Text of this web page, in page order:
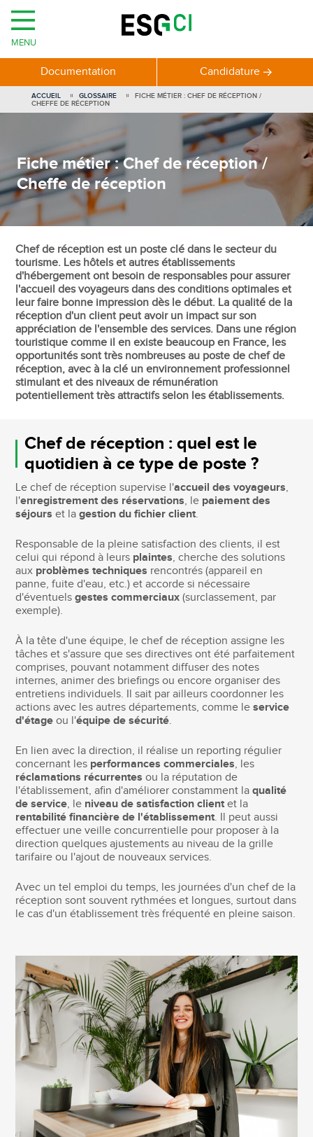
Fiche métier : Chef de réception /
Cheffe de réception
ACCUEIL GLOSSAIRE
FICHE MÉTIER : CHEF DE RÉCEPTION /
CHEFFE DE RÉCEPTION
Chef de réception est un poste clé dans le secteur du
tourisme. Les hôtels et autres établissements
d'hébergement ont besoin de responsables pour assurer
l'accueil des voyageurs dans des conditions optimales et
leur faire bonne impression dès le début. La qualité de la
réception d'un client peut avoir un impact sur son
appréciation de l'ensemble des services. Dans une région
touristique comme il en existe beaucoup en France, les
opportunités sont très nombreuses au poste de chef de
réception, avec à la clé un environnement professionnel
stimulant et des niveaux de rémunération
potentiellement très attractifs selon les établissements.
Chef de réception : quel est le
quotidien à ce type de poste ?
Le chef de réception supervise l'accueil des voyageurs,
l'enregistrement des réservations, le paiement des
séjours et lagestion du fichier client.
Responsable de la pleine satisfaction des clients, il est
celui qui répond à leurs plaintes, cherche des solutions
aux problèmes techniques rencontrés (appareil en
panne, fuite d'eau, etc.) et accorde si nécessaire
d'éventuelsgestes commerciaux (surclassement, par
exemple).
À la tête d'une équipe, le chef de réception assigne les
tâches et s'assure que ses directives ont été parfaitement
comprises, pouvant notamment diffuser des notes
internes, animer des briefings ou encore organiser des
entretiens individuels. Il sait par ailleurs coordonner les
actions avec les autres départements, comme leservice
d'étage ou l'équipe de sécurité.
En lien avec la direction, il réalise un reporting régulier
concernant les performances commerciales, les
réclamations récurrentes ou la réputation de
l'établissement, afin d'améliorer constamment laqualité
de service, le niveau de satisfaction client et la
rentabilité financière de l'établissement. Il peut aussi
effectuer une veille concurrentielle pour proposer à la
direction quelques ajustements au niveau de la grille
tarifaire ou l'ajout de nouveaux services.
Avec un tel emploi du temps, les journées d'un chef de la
réception sont souvent rythmées et longues, surtout dans
le cas d'un établissement très fréquenté en pleine saison.
MENU
Documentation Candidature